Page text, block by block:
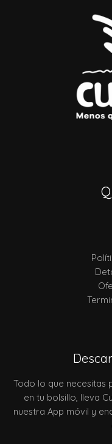
Todo lo que necesitas
en tu bolsillo, lleva
nuestra App móvil y